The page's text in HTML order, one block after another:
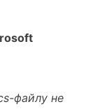
файлу не